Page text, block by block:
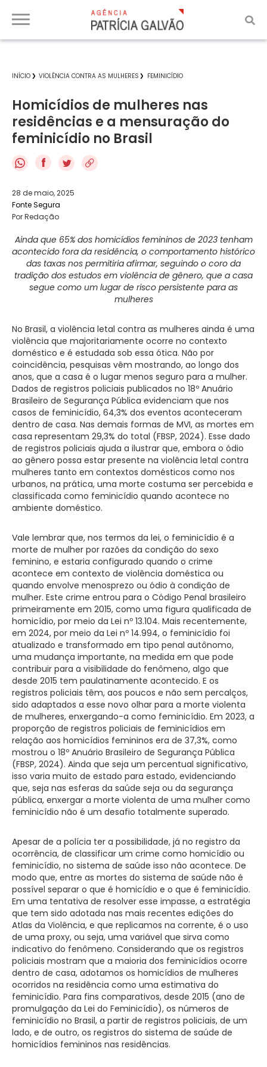
INÍCIO VIOLÊNCIA CONTRA AS MULHERES FEMINICÍDIO
Homicídios de mulheres nas
residências e a mensuração do
feminicídio no Brasil
f
28 de maio, 2025
Fonte Segura
Por Redação
Ainda que 65% dos homicídios femininos de 2023 tenham
acontecido fora da residência, o comportamento histórico
das taxas nos permitiria afirmar, seguindo o coro da
tradição dos estudos em violência de gênero, que a casa
segue como um lugar de risco persistente para as
mulheres
No Brasil, a violência letal contra as mulheres ainda é uma
violência que majoritariamente ocorre no contexto
doméstico e é estudada sob essa ótica. Não por
coincidência, pesquisas vêm mostrando, ao longo dos
anos, que a casa é o lugar menos seguro para a mulher.
Dados de registros policiais publicados no 18º Anuário
Brasileiro de Segurança Pública evidenciam que nos
casos de feminicídio, 64,3% dos eventos aconteceram
dentro de casa. Nas demais formas de MVI, as mortes em
casa representam 29,3% do total (FBSP, 2024). Esse dado
de registros policiais ajuda a ilustrar que, embora o ódio
ao gênero possa estar presente na violência letal contra
mulheres tanto em contextos domésticos como nos
urbanos, na prática, uma morte costuma ser percebida e
classificada como feminicídio quando acontece no
ambiente doméstico.
Vale lembrar que, nos termos da lei, o feminicídio é a
morte de mulher por razões da condição do sexo
feminino, e estaria configurado quando o crime
acontece em contexto de violência doméstica ou
quando envolve menosprezo ou ódio à condição de
mulher. Este crime entrou para o Código Penal brasileiro
primeiramente em 2015, como uma figura qualificada de
homicídio, por meio da Lei nº 13.104. Mais recentemente,
em 2024, por meio da Lei nº 14.994, o feminicídio foi
atualizado e transformado em tipo penal autônomo,
uma mudança importante, na medida em que pode
contribuir para a visibilidade do fenômeno, algo que
desde 2015 tem paulatinamente acontecido. E os
registros policiais têm, aos poucos e não sem percalços,
sido adaptados a esse novo olhar para a morte violenta
de mulheres, enxergando-a como feminicídio. Em 2023, a
proporção de registros policiais de feminicídios em
relação aos homicídios femininos era de 37,3%, como
mostrou o 18º Anuário Brasileiro de Segurança Pública
(FBSP, 2024). Ainda que seja um percentual significativo,
isso varia muito de estado para estado, evidenciando
que, seja nas esferas da saúde seja ou da segurança
pública, enxergar a morte violenta de uma mulher como
feminicídio não é um desafio totalmente superado.
Apesar de a polícia ter a possibilidade, já no registro da
ocorrência, de classificar um crime como homicídio ou
feminicídio, no sistema de saúde isso não acontece. De
modo que, entre as mortes do sistema de saúde não é
possível separar o que é homicídio e o que é feminicídio.
Em uma tentativa de resolver esse impasse, a estratégia
que tem sido adotada nas mais recentes edições do
Atlas da Violência, e que replicamos na corrente, é o uso
de uma proxy, ou seja, uma variável que sirva como
indicativo do fenômeno. Considerando que os registros
policiais mostram que a maioria dos feminicídios ocorre
dentro de casa, adotamos os homicídios de mulheres
ocorridos na residência como uma estimativa do
feminicídio. Para fins comparativos, desde 2015 (ano de
promulgação da Lei do Feminicídio), os números de
feminicídio no Brasil, a partir de registros policiais, de um
lado, e de outro, os registros do sistema de saúde de
homicídios femininos nas residências.